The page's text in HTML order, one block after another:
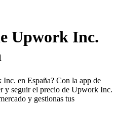
Upwork Inc.
en España? Con la app de
y seguir el precio de Upwork Inc.
y gestionas tus